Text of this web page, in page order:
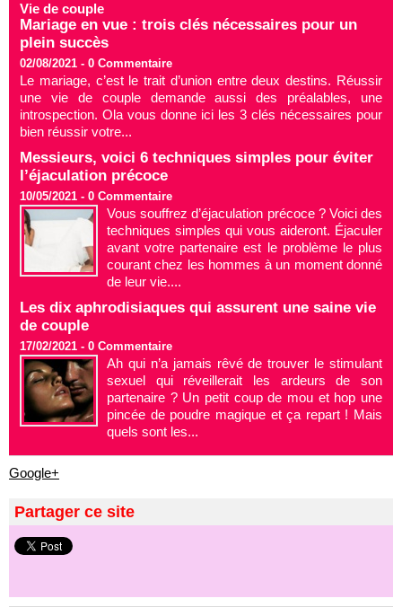
Vie de couple
Mariage en vue : trois clés nécessaires pour un
plein succès
02/08/2021 - 0 Commentaire
Le mariage, c’est le trait d’union entre deux destins. Réussir
une vie de couple demande aussi des préalables, une
introspection. Ola vous donne ici les 3 clés nécessaires pour
bien réussir votre...
Messieurs, voici 6 techniques simples pour éviter
l’éjaculation précoce
10/05/2021 - 0 Commentaire
Vous souffrez d’éjaculation précoce ? Voici des
techniques simples qui vous aideront. Éjaculer
avant votre partenaire est le problème le plus
courant chez les hommes à un moment donné
de leur vie....
Les dix aphrodisiaques qui assurent une saine vie
de couple
17/02/2021 - 0 Commentaire
Ah qui n’a jamais rêvé de trouver le stimulant
sexuel qui réveillerait les ardeurs de son
partenaire ? Un petit coup de mou et hop une
pincée de poudre magique et ça repart ! Mais
quels sont les...
Google+
Partager ce site